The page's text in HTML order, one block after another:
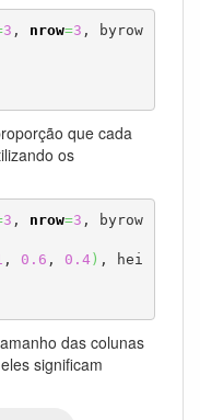
3 , nrow=3 , byrow
que cada
os
3 , nrow=3 , byrow
, 0.6 , 0.4) , hei
das colunas
significam